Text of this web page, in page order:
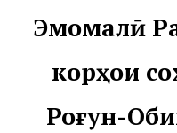
Эмомалӣ
корҳои
Роғун-